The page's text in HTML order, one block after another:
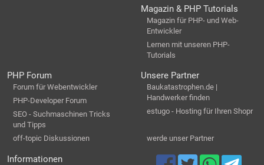
Magazin & PHP Tutorials
Magazin für PHP- und Web-
Entwickler
Lernen mit unseren PHP-
Tutorials
PHP Forum
Forum für Webentwickler
PHP-Developer Forum
SEO - Suchmaschinen Tricks
und Tipps
off-topic Diskussionen
Unsere Partner
Baukatastrophen.de |
Handwerker finden
estugo - Hosting für Ihren Shopr
werde unser Partner
Informationen